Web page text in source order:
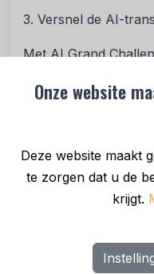
Onze website
Deze website maakt
te zorgen dat u de
krijgt.
3. Versnel de AI-
Met AI Grand
met een groot bij-
samenwerking
Nederland beschikt
talenten om een
nodig, ondersteund
en een Nederlands